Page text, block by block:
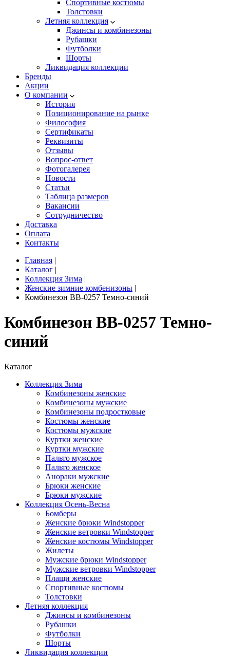
Спортивные костюмы
Толстовки
Летняя коллекция
Джинсы и комбинезоны
Рубашки
Футболки
Шорты
Ликвидация коллекции
Бренды
Акции
О компании
История
Позиционирование на рынке
Философия
Сертификаты
Реквизиты
Отзывы
Вопрос-ответ
Фотогалерея
Новости
Статьи
Таблица размеров
Вакансии
Сотрудничество
Доставка
Оплата
Контакты
Главная |
Каталог |
Коллекция Зима |
Женские зимние комбенизоны |
Комбинезон BB-0257 Темно-синий
Комбинезон BB-0257 Темно-
синий
Каталог
Коллекция Зима
Комбинезоны женские
Комбинезоны мужские
Комбинезоны подростковые
Костюмы женские
Костюмы мужские
Куртки женские
Куртки мужские
Пальто мужское
Пальто женское
Анораки мужские
Брюки женские
Брюки мужские
Коллекция Осень-Весна
Бомберы
Женские брюки Windstopper
Женские ветровки Windstopper
Женские костюмы Windstopper
Жилеты
Мужские брюки Windstopper
Мужские ветровки Windstopper
Плащи женские
Спортивные костюмы
Толстовки
Летняя коллекция
Джинсы и комбинезоны
Рубашки
Футболки
Шорты
Ликвидация коллекции